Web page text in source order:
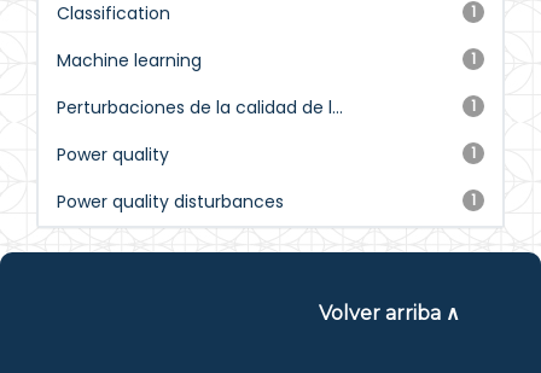
1
Classification
1
Machine learning
1
Perturbaciones de la calidad de l...
1
Power quality
1
Power quality disturbances
Volver arriba ∧